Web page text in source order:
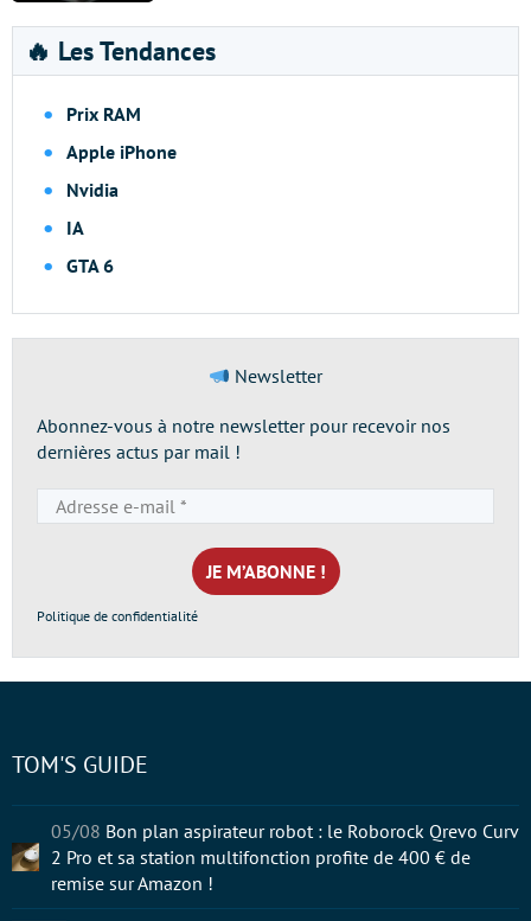
🔥 Les Tendances
Prix RAM
Apple iPhone
Nvidia
IA
GTA 6
Newsletter
Abonnez-vous à notre newsletter pour recevoir nos
dernières actus par mail !
e-
mail
*
Politique de confidentialité
TOM'S GUIDE
05/08 Bon plan aspirateur robot : le Roborock Qrevo Curv
2 Pro et sa station multifonction profite de 400 € de
remise sur Amazon !